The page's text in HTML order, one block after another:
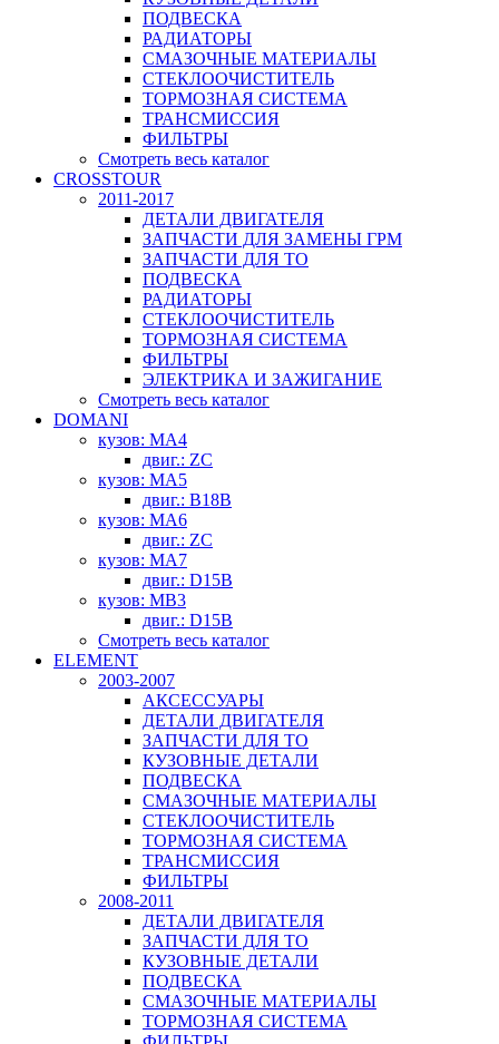
ПОДВЕСКА
РАДИАТОРЫ
СМАЗОЧНЫЕ МАТЕРИАЛЫ
СТЕКЛООЧИСТИТЕЛЬ
ТОРМОЗНАЯ СИСТЕМА
ТРАНСМИССИЯ
ФИЛЬТРЫ
Смотреть весь каталог
CROSSTOUR
2011-2017
ДЕТАЛИ ДВИГАТЕЛЯ
ЗАПЧАСТИ ДЛЯ ЗАМЕНЫ ГРМ
ЗАПЧАСТИ ДЛЯ ТО
ПОДВЕСКА
РАДИАТОРЫ
СТЕКЛООЧИСТИТЕЛЬ
ТОРМОЗНАЯ СИСТЕМА
ФИЛЬТРЫ
ЭЛЕКТРИКА И ЗАЖИГАНИЕ
Смотреть весь каталог
DOMANI
кузов: MA4
двиг.: ZC
кузов: MA5
двиг.: B18B
кузов: MA6
двиг.: ZC
кузов: MA7
двиг.: D15B
кузов: MB3
двиг.: D15B
Смотреть весь каталог
ELEMENT
2003-2007
АКСЕССУАРЫ
ДЕТАЛИ ДВИГАТЕЛЯ
ЗАПЧАСТИ ДЛЯ ТО
КУЗОВНЫЕ ДЕТАЛИ
ПОДВЕСКА
СМАЗОЧНЫЕ МАТЕРИАЛЫ
СТЕКЛООЧИСТИТЕЛЬ
ТОРМОЗНАЯ СИСТЕМА
ТРАНСМИССИЯ
ФИЛЬТРЫ
2008-2011
ДЕТАЛИ ДВИГАТЕЛЯ
ЗАПЧАСТИ ДЛЯ ТО
КУЗОВНЫЕ ДЕТАЛИ
ПОДВЕСКА
СМАЗОЧНЫЕ МАТЕРИАЛЫ
ТОРМОЗНАЯ СИСТЕМА